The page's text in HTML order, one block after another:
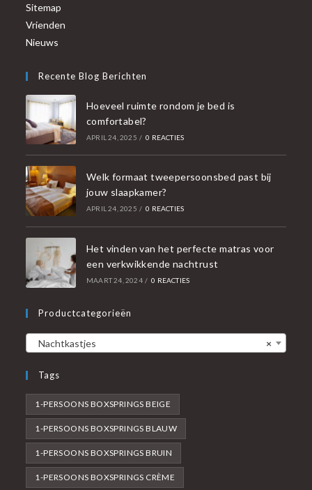
Sitemap
Vrienden
Nieuws
Recente Blog Berichten
Hoeveel ruimte rondom je bed is
comfortabel?
APRIL 24, 2025 / 0 REACTIES
Welk formaat tweepersoonsbed past bij
jouw slaapkamer?
APRIL 24, 2025 / 0 REACTIES
Het vinden van het perfecte matras voor
een verkwikkende nachtrust
MAART 24, 2024 / 0 REACTIES
Productcategorieën
×
Nachtkastjes
Tags
1-PERSOONS BOXSPRINGS BEIGE
1-PERSOONS BOXSPRINGS BLAUW
1-PERSOONS BOXSPRINGS BRUIN
1-PERSOONS BOXSPRINGS CRÈME